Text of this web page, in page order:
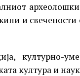
археолошки
и свечености
културно-
култура и